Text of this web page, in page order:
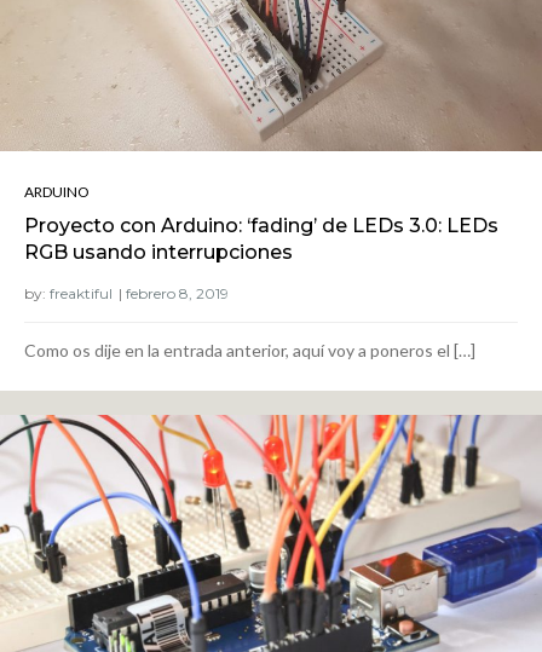
ARDUINO
Proyecto con Arduino: ‘fading’ de LEDs 3.0: LEDs
RGB usando interrupciones
by: freaktiful
Como os dije en la entrada anterior, aquí voy a poneros el […]